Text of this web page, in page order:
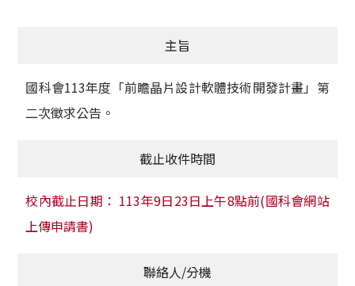
活動訊息
學術榮譽
活動花絮
主旨
國科會113年度「前瞻晶片設計軟體技術開發計畫」第
二次徵求公告。
截止收件時間
校內截止日期： 113年9日23日上午8點前(國科會網站
上傳申請書)
聯絡人/分機